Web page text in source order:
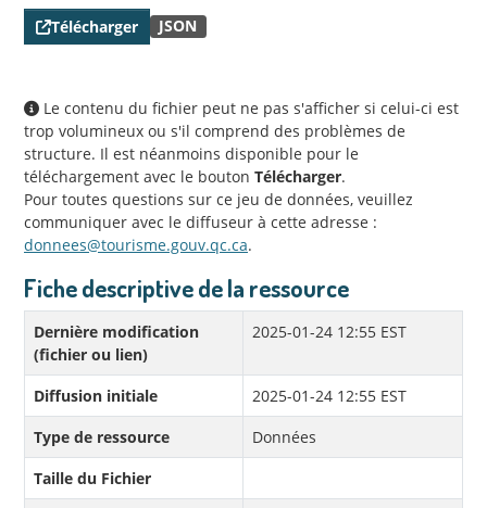
Télécharger JSON
Le contenu du fichier peut ne pas s'afficher si celui-ci est
trop volumineux ou s'il comprend des problèmes de
structure. Il est néanmoins disponible pour le
téléchargement avec le bouton Télécharger.
Pour toutes questions sur ce jeu de données, veuillez
communiquer avec le diffuseur à cette adresse :
donnees@tourisme.gouv.qc.ca.
Fiche descriptive de la ressource
Dernière modification
(fichier ou lien)
2025-01-24 12:55 EST
Diffusion initiale
2025-01-24 12:55 EST
Type de ressource
Données
Taille du Fichier